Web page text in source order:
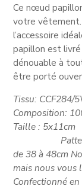
Ce nœud
votre vêtement.
l’accessoire
papillon est livré
dénouable à
être porté
Tissu:
Composition:
de 38 à 48cm
mais nous vous
Confectionné